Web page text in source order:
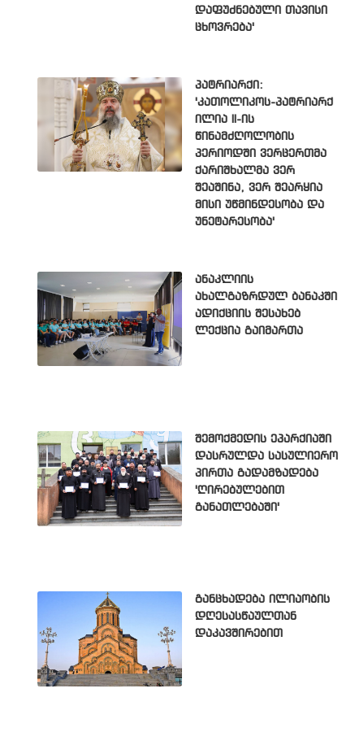
დაფუძნებული თავისი
ცხოვრება'
პატრიარქი:
'კათოლიკოს-პატრიარქ
ილია II-ის
წინამძღოლობის
პერიოდში ვერცერთმა
ქარიშხალმა ვერ
შეაშინა, ვერ შეარყია
მისი უწმინდესობა და
უნეტარესობა'
ანაკლიის
ახალგაზრდულ ბანაკში
ადიქციის შესახებ
ლექცია გაიმართა
შემოქმედის ეპარქიაში
დასრულდა სასულიერო
პირთა გადამზადება
'ღირებულებით
განათლებაში'
განცხადება ილიაობის
დღესასწაულთან
დაკავშირებით